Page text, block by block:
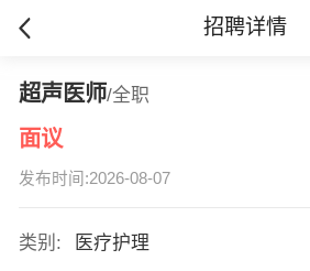
招聘详情
超声医师/全职
面议
发布时间:2026-08-07
类别:
医疗护理